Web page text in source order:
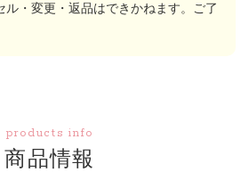
products info
商品情報
ル・変更・返品はできかねます。ご了